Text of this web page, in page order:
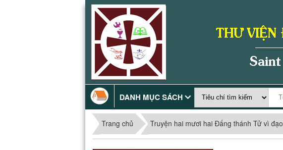
DANH MỤC SÁCH
Trang chủ Truyện hai mươi hai Đấng thánh Tử vì đạo